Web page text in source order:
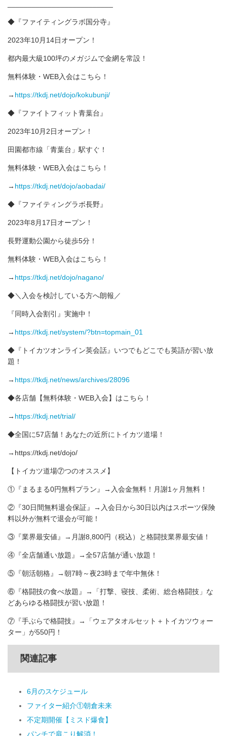
◆『ファイティングラボ国分寺』
2023年10月14日オープン！
都内最大級100坪のメガジムで金網を常設！
無料体験・WEB入会はこちら！
→ https://tkdj.net/dojo/kokubunji/
◆『ファイトフィット青葉台』
2023年10月2日オープン！
田園都市線「青葉台」駅すぐ！
無料体験・WEB入会はこちら！
→ https://tkdj.net/dojo/aobadai/
◆『ファイティングラボ長野』
2023年8月17日オープン！
長野運動公園から徒歩5分！
無料体験・WEB入会はこちら！
→ https://tkdj.net/dojo/nagano/
◆＼入会を検討している方へ朗報／
『同時入会割引』実施中！
→ https://tkdj.net/system/?btn=topmain_01
◆『トイカツオンライン英会話』いつでもどこでも英語が習い放
題！
→ https://tkdj.net/news/archives/28096
◆各店舗【無料体験・WEB入会】はこちら！
→ https://tkdj.net/trial/
◆全国に57店舗！あなたの近所にトイカツ道場！
→https://tkdj.net/dojo/
【トイカツ道場⑦つのオススメ】
①『まるまる0円無料プラン』→入会金無料！月謝1ヶ月無料！
②『30日間無料退会保証』→入会日から30日以内はスポーツ保険
料以外が無料で退会が可能！
③『業界最安値』→月謝8,800円（税込）と格闘技業界最安値！
④『全店舗通い放題』→全57店舗が通い放題！
⑤『朝活朝格』→朝7時～夜23時まで年中無休！
⑥『格闘技の食べ放題』→「打撃、寝技、柔術、総合格闘技」な
どあらゆる格闘技が習い放題！
⑦『手ぶらで格闘技』→「ウェアタオルセット＋トイカツウォー
ター」が550円！
関連記事
6月のスケジュール
ファイター紹介①朝倉未来
不定期開催【ミスド爆食】
パンチで肩こり解消！